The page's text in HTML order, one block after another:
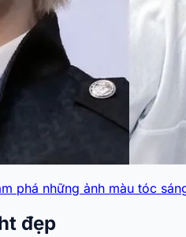
phá những ảnh màu tóc
đẹp